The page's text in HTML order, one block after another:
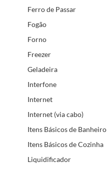
Ferro de Passar
Fogão
Forno
Freezer
Geladeira
Interfone
Internet
Internet (via cabo)
Itens Básicos de Banheiro
Itens Básicos de Cozinha
Liquidificador